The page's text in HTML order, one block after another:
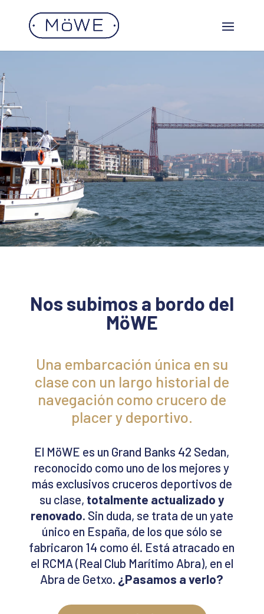
Nos subimos a bordo del
MöWE
Una embarcación única en su
clase con un largo historial de
navegación como crucero de
placer y deportivo.
El MöWE es un Grand Banks 42 Sedan,
reconocido como uno de los mejores y
más exclusivos cruceros deportivos de
su clase, totalmente actualizado y
renovado. Sin duda, se trata de un yate
único en España, de los que sólo se
fabricaron 14 como él. Está atracado en
el RCMA (Real Club Marítimo Abra), en el
Abra de Getxo. ¿Pasamos a verlo?